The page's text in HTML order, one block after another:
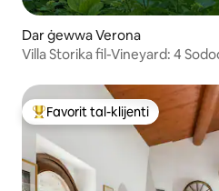
Dar ġewwa Verona
Villa Storika fil-Vineyard: 4
Wieħed mill-aqwa favoriti tal-
Favorit tal-klijenti